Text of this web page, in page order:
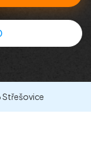
Střešovice